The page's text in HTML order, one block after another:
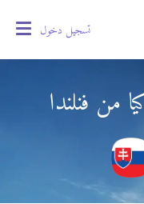
تسجيل دخول
من فنلندا